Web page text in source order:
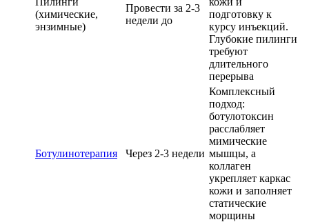
(химические,
энзимные)
Провести за 2-3
недели до
подготовку к
курсу инъекций.
Глубокие пилинги
требуют
длительного
перерыва
Ботулинотерапия Через 2-3 недели
Комплексный
подход:
ботулотоксин
расслабляет
мимические
мышцы, а
коллаген
укрепляет каркас
кожи и заполняет
статические
морщины